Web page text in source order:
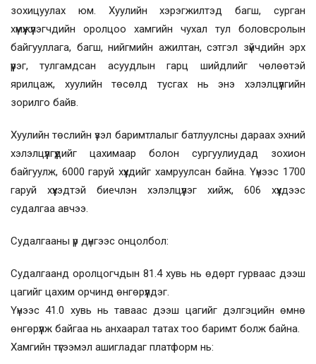
зохицуулах юм. Хуулийн хэрэгжилтэд багш, сурган
хүмүүжүүлэгчдийн оролцоо хамгийн чухал тул боловсролын
байгууллага, багш, нийгмийн ажилтан, сэтгэл зүйчдийн эрх
үүрэг, тулгамдсан асуудлын гарц шийдлийг чөлөөтэй
ярилцаж, хуулийн төсөлд тусгах нь энэ хэлэлцүүлгийн
зорилго байв.
Хуулийн төслийн үзэл баримтлалыг батлуулсны дараах эхний
хэлэлцүүлгүүдийг цахимаар болон сургуулиудад зохион
байгуулж, 6000 гаруй хүүхдийг хамруулсан байна. Үүнээс 1700
гаруй хүүхэдтэй биечлэн хэлэлцүүлэг хийж, 606 хүүхдээс
судалгаа авчээ.
Судалгааны үр дүнгээс онцолбол:
Судалгаанд оролцогчдын 81.4 хувь нь өдөрт гурваас дээш
цагийг цахим орчинд өнгөрүүлдэг.
Үүнээс 41.0 хувь нь таваас дээш цагийг дэлгэцийн өмнө
өнгөрүүлж байгаа нь анхаарал татах тоо баримт болж байна.
Хамгийн түгээмэл ашигладаг платформ нь: